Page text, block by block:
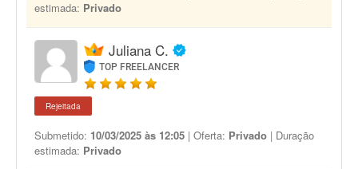
estimada: Privado
Juliana C.
TOP FREELANCER
Rejeitada
Submetido: 10/03/2025 às 12:05 | Oferta: Privado | Duração
estimada: Privado